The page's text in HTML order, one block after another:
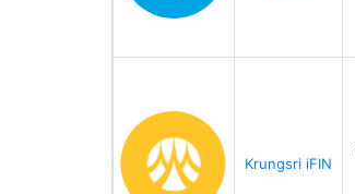
Krungsri iFIN